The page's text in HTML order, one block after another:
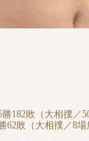
敗（大相撲／50
大相撲／8場